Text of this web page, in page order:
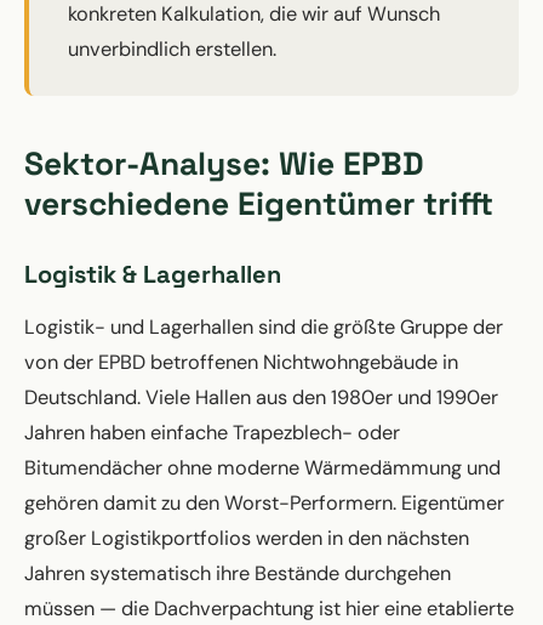
konkreten Kalkulation, die wir auf Wunsch
unverbindlich erstellen.
Sektor-Analyse: Wie EPBD
verschiedene Eigentümer trifft
Logistik & Lagerhallen
Logistik- und Lagerhallen sind die größte Gruppe der
von der EPBD betroffenen Nichtwohngebäude in
Deutschland. Viele Hallen aus den 1980er und 1990er
Jahren haben einfache Trapezblech- oder
Bitumendächer ohne moderne Wärmedämmung und
gehören damit zu den Worst-Performern. Eigentümer
großer Logistikportfolios werden in den nächsten
Jahren systematisch ihre Bestände durchgehen
müssen — die Dachverpachtung ist hier eine etablierte